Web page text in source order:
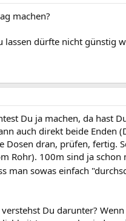
machen?
lassen dürfte nicht günstig
Du ja machen, da hast
auch direkt beide
Dosen dran, prüfen, fertig.
Rohr). 100m sind ja
man sowas einfach
Du darunter?